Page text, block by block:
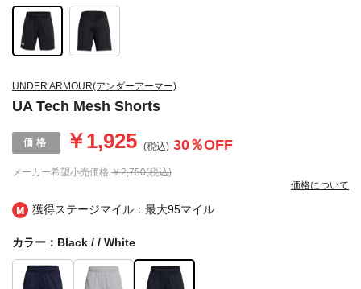
獲得ステージマイル：最大95マイル
UNDER ARMOUR(アンダーアーマー)
UA Tech Mesh Shorts
メーカー希望小売価格 ￥2,750(税込)
￥1,925 (税込) 30％OFF
価格について
カラー：Black / / White